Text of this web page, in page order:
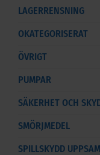
LAGERRENSNING
OKATEGORISERAT
ÖVRIGT
PUMPAR
SÄKERHET OCH
SMÖRJMEDEL
SPILLSKYDD